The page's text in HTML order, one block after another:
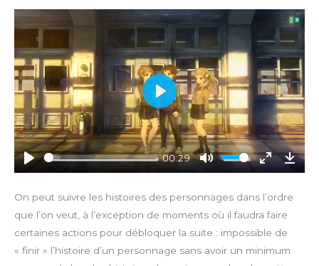
P
a
y
00:29
M
e
E
e
r
f
D
P
l
a
y
On peut suivre les histoires des personnages dans l’ordre
que l’on veut, à l’exception de moments où il faudra faire
certaines actions pour débloquer la suite : impossible de
« finir » l’histoire d’un personnage sans avoir un minimum